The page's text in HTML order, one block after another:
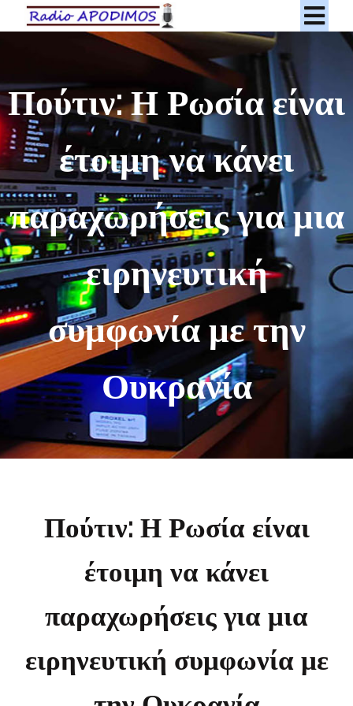
Πούτιν: Η Ρωσία είναι
έτοιμη να κάνει
παραχωρήσεις για μια
ειρηνευτική
συμφωνία με την
Ουκρανία
Πούτιν: Η Ρωσία είναι
έτοιμη να κάνει
παραχωρήσεις για μια
ειρηνευτική συμφωνία με